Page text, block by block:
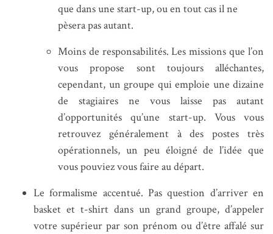
que dans une start-up, ou en tout cas il ne
pèsera pas autant.
Moins de responsabilités. Les missions que l’on
vous propose sont toujours alléchantes,
cependant, un groupe qui emploie une dizaine
de stagiaires ne vous laisse pas autant
d’opportunités qu’une start-up. Vous vous
retrouvez généralement à des postes très
opérationnels, un peu éloigné de l’idée que
vous pouviez vous faire au départ.
Le formalisme accentué. Pas question d’arriver en
basket et t-shirt dans un grand groupe, d’appeler
votre supérieur par son prénom ou d’être affalé sur